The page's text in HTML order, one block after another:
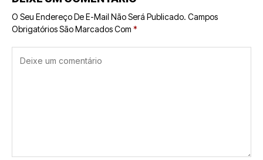
O Seu Endereço De E-Mail Não Será Publicado. Campos
Obrigatórios São Marcados Com *